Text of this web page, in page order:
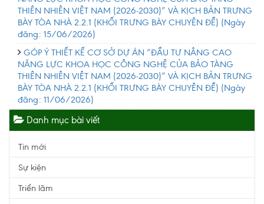
THIÊN NHIÊN VIỆT NAM (2026-2030)” VÀ KỊCH BẢN TRƯNG
BÀY TÒA NHÀ 2.2.1 (KHỐI TRƯNG BÀY CHUYÊN ĐỀ) (Ngày
đăng: 15/06/2026)
GÓP Ý THIẾT KẾ CƠ SỞ DỰ ÁN “ĐẦU TƯ NÂNG CAO
NĂNG LỰC KHOA HỌC CÔNG NGHỆ CỦA BẢO TÀNG
THIÊN NHIÊN VIỆT NAM (2026-2030)” VÀ KỊCH BẢN TRƯNG
BÀY TÒA NHÀ 2.2.1 (KHỐI TRƯNG BÀY CHUYÊN ĐỀ) (Ngày
đăng: 11/06/2026)
Danh mục bài viết
Tin mới
Sự kiện
Triển lãm